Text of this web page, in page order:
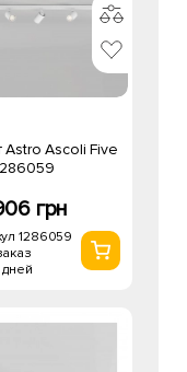
Astro Ascoli Five
грн
1286059
дней